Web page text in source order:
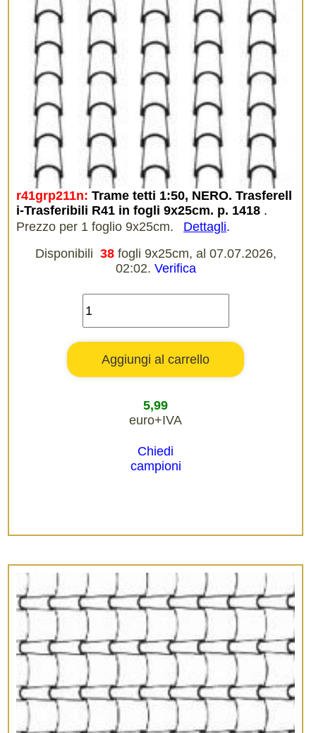
r41grp211n: Trame tetti 1:50, NERO. Trasferell
i-Trasferibili R41 in fogli 9x25cm. p. 1418 .
Prezzo per 1 foglio 9x25cm.
Dettagli.
Disponibili 38 fogli 9x25cm, al 07.07.2026,
02:02. Verifica
5,99
euro+IVA
Chiedi
campioni